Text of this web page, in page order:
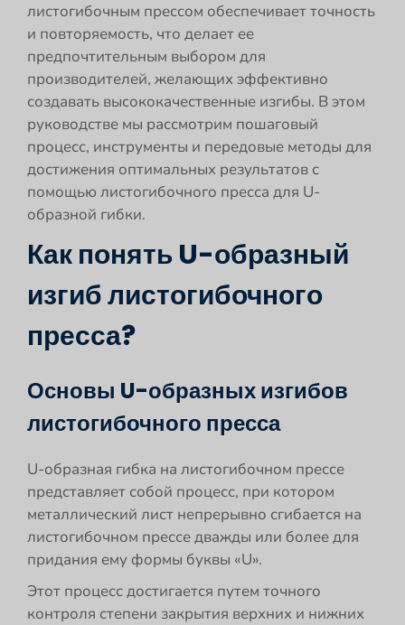
листогибочным прессом обеспечивает точность
и повторяемость, что делает ее
предпочтительным выбором для
производителей, желающих эффективно
создавать высококачественные изгибы. В этом
руководстве мы рассмотрим пошаговый
процесс, инструменты и передовые методы для
достижения оптимальных результатов с
помощью листогибочного пресса для U-
образной гибки.
Как понять U-образный
изгиб листогибочного
пресса?
Основы U-образных изгибов
листогибочного пресса
U-образная гибка на листогибочном прессе
представляет собой процесс, при котором
металлический лист непрерывно сгибается на
листогибочном прессе дважды или более для
придания ему формы буквы «U».
Этот процесс достигается путем точного
контроля степени закрытия верхних и нижних